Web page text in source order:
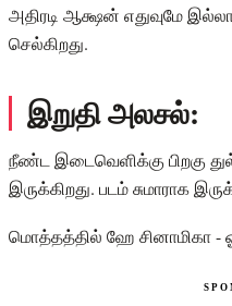
அதிரடி ஆக்ஷன் எதுவுமே
செல்கிறது.
இறுதி அலசல்:
நீண்ட இடைவெளிக்கு பிறகு
இருக்கிறது. படம் சுமாராக
மொத்தத்தில் ஹே சினாமிகா -